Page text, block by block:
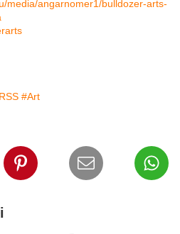
media/angarnomer1/bulldozer-arts-
#Art